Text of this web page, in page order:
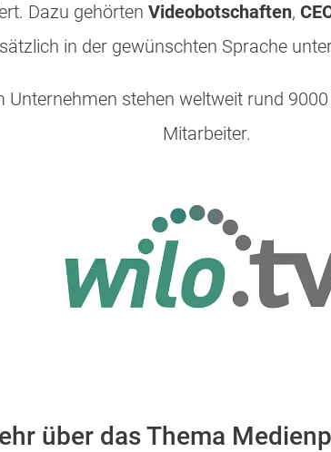
Dazu gehörten Videobotschaften,
in der gewünschten Sprache
Unternehmen stehen weltweit rund
Mitarbeiter.
über das Thema